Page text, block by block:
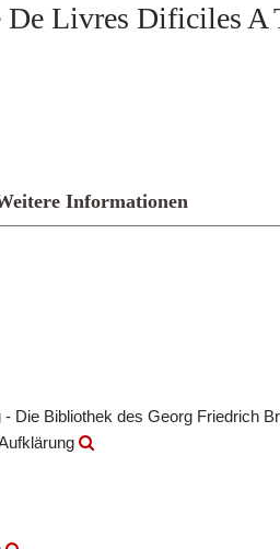
Livres Dificiles A
Informationen
Die Bibliothek des Georg Friedrich